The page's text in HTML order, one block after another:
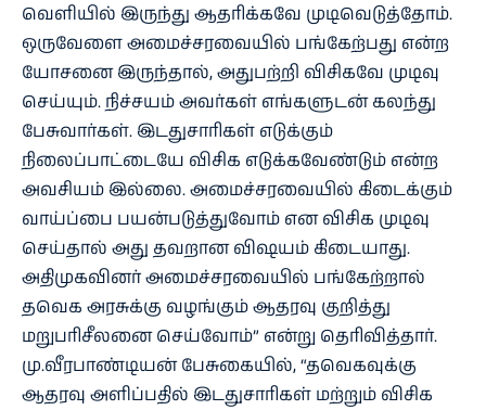
வெளியில் இருந்து ஆதரிக்கவே முடிவெடுத்தோம்.
ஒருவேளை அமைச்சரவையில் பங்கேற்பது என்ற
யோசனை இருந்தால், அதுபற்றி விசிகவே முடிவு
செய்யும். நிச்சயம் அவர்கள் எங்களுடன் கலந்து
பேசுவார்கள். இடதுசாரிகள் எடுக்கும்
நிலைப்பாட்டையே விசிக எடுக்கவேண்டும் என்ற
அவசியம் இல்லை. அமைச்சரவையில் கிடைக்கும்
வாய்ப்பை பயன்படுத்துவோம் என விசிக முடிவு
செய்தால் அது தவறான விஷயம் கிடையாது.
அதிமுகவினர் அமைச்சரவையில் பங்கேற்றால்
தவெக அரசுக்கு வழங்கும் ஆதரவு குறித்து
மறுபரிசீலனை செய்வோம்” என்று தெரிவித்தார்.
மு.வீரபாண்டியன் பேசுகையில், “தவெகவுக்கு
ஆதரவு அளிப்பதில் இடதுசாரிகள் மற்றும் விசிக